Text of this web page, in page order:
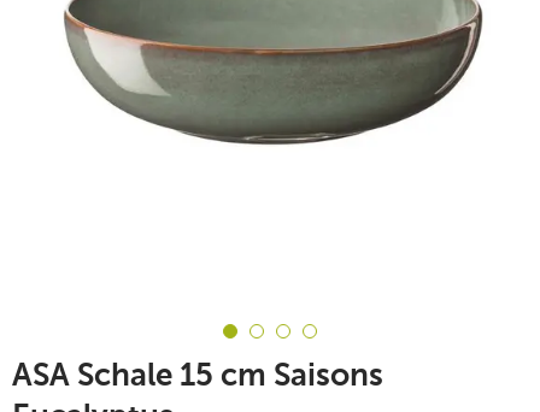
ASA Schale 15 cm Saisons